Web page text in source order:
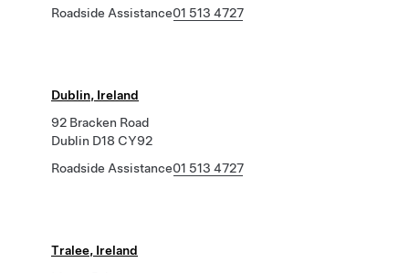
Roadside Assistance01 513 4727
Dublin, Ireland
92 Bracken Road
Dublin D18 CY92
Roadside Assistance01 513 4727
Tralee, Ireland